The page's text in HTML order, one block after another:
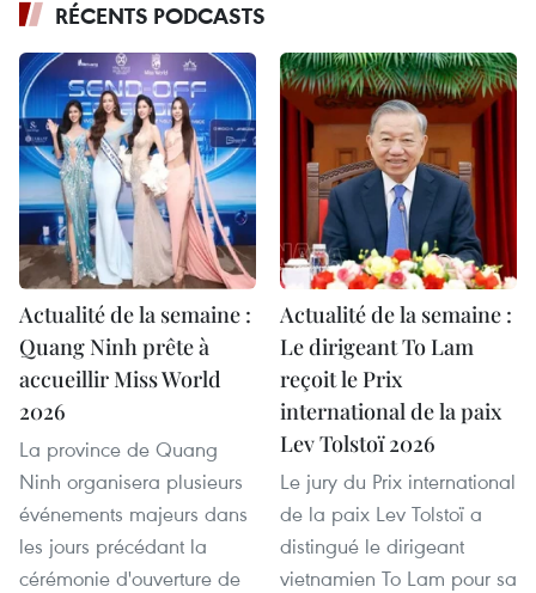
RÉCENTS PODCASTS
Actualité de la semaine :
Quang Ninh prête à
accueillir Miss World
2026
La province de Quang
Ninh organisera plusieurs
événements majeurs dans
les jours précédant la
cérémonie d'ouverture de
Actualité de la semaine :
Le dirigeant To Lam
reçoit le Prix
international de la paix
Lev Tolstoï 2026
Le jury du Prix international
de la paix Lev Tolstoï a
distingué le dirigeant
vietnamien To Lam pour sa